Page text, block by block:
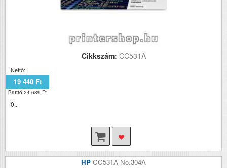
Cikkszám: CC531A
Nettó:
19 440 Ft
Bruttó:24 689 Ft
0..
HP CC531A No.304A